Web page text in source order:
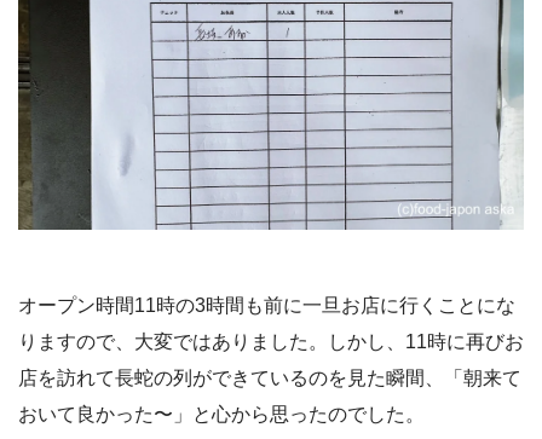
オープン時間11時の3時間も前に一旦お店に行くことにな
りますので、大変ではありました。しかし、11時に再びお
店を訪れて長蛇の列ができているのを見た瞬間、「朝来て
おいて良かった〜」と心から思ったのでした。